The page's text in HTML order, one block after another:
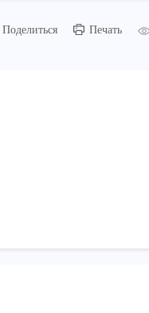
Поделиться Печать